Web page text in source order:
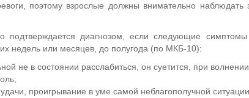
поэтому взрослые должны внимательно
подтверждается диагнозом, если следующие
недель или месяцев, до полугода (по МКБ-10):
не в состоянии расслабиться, он суетится, при
проигрывание в уме самой неблагополучной